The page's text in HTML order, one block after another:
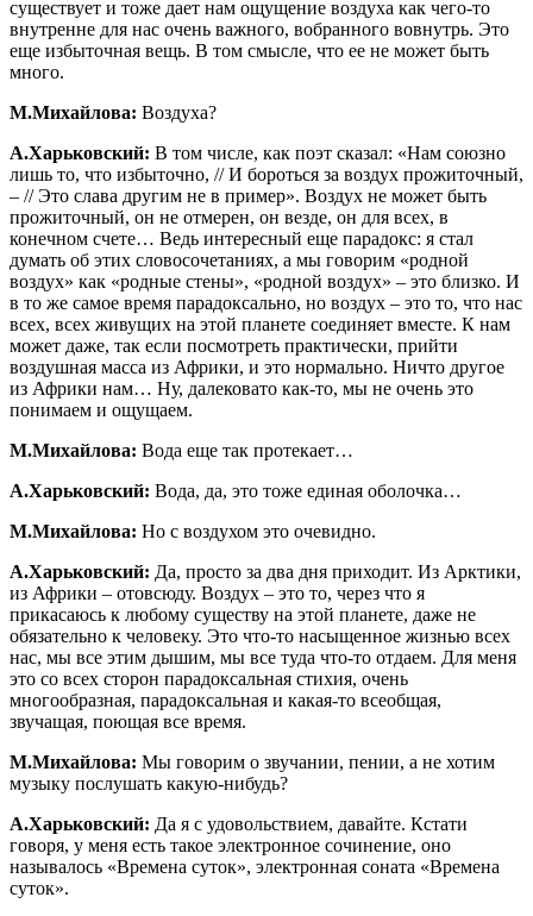
существует и тоже дает нам ощущение воздуха как чего-то
внутренне для нас очень важного, вобранного вовнутрь. Это
еще избыточная вещь. В том смысле, что ее не может быть
много.
М.Михайлова: Воздуха?
А.Харьковский: В том числе, как поэт сказал: «Нам союзно
лишь то, что избыточно, // И бороться за воздух прожиточный,
– // Это слава другим не в пример». Воздух не может быть
прожиточный, он не отмерен, он везде, он для всех, в
конечном счете… Ведь интересный еще парадокс: я стал
думать об этих словосочетаниях, а мы говорим «родной
воздух» как «родные стены», «родной воздух» – это близко. И
в то же самое время парадоксально, но воздух – это то, что нас
всех, всех живущих на этой планете соединяет вместе. К нам
может даже, так если посмотреть практически, прийти
воздушная масса из Африки, и это нормально. Ничто другое
из Африки нам… Ну, далековато как-то, мы не очень это
понимаем и ощущаем.
М.Михайлова: Вода еще так протекает…
А.Харьковский: Вода, да, это тоже единая оболочка…
М.Михайлова: Но с воздухом это очевидно.
А.Харьковский: Да, просто за два дня приходит. Из Арктики,
из Африки – отовсюду. Воздух – это то, через что я
прикасаюсь к любому существу на этой планете, даже не
обязательно к человеку. Это что-то насыщенное жизнью всех
нас, мы все этим дышим, мы все туда что-то отдаем. Для меня
это со всех сторон парадоксальная стихия, очень
многообразная, парадоксальная и какая-то всеобщая,
звучащая, поющая все время.
М.Михайлова: Мы говорим о звучании, пении, а не хотим
музыку послушать какую-нибудь?
А.Харьковский: Да я с удовольствием, давайте. Кстати
говоря, у меня есть такое электронное сочинение, оно
называлось «Времена суток», электронная соната «Времена
суток».